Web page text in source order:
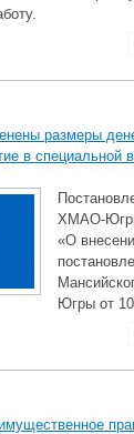
размеры
в специальной
ХМАО-
«О
Югры от